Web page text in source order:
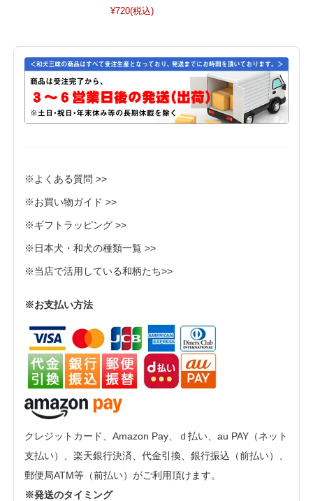
¥720(税込)
※よくある質問 >>
※お買い物ガイド >>
※ギフトラッピング >>
※日本犬・和犬の種類一覧 >>
※当店で活用している和柄たち>>
※お支払い方法
クレジットカード、Amazon Pay、ｄ払い、au PAY（ネット
支払い）、楽天銀行決済、代金引換、銀行振込（前払い）、
郵便局ATM等（前払い）がご利用頂けます。
※発送のタイミング